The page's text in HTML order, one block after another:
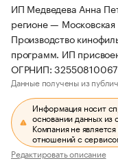
ИП Медведева Анна
регионе — Московская
Производство
программ. ИП
ОГРНИП:
Данные получены из
Информация носит
основании данных из
Компания не
отношений с
Редактировать описание